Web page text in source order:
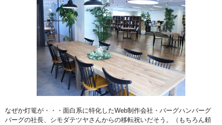
なぜか灯篭が・・・面白系に特化したWeb制作会社・バーグハンバーグ
バーグの社長、シモダテツヤさんからの移転祝いだそう。（もちろん頼